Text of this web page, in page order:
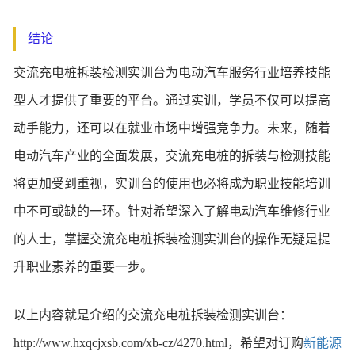
结论
交流充电桩拆装检测实训台为电动汽车服务行业培养技能
型人才提供了重要的平台。通过实训，学员不仅可以提高
动手能力，还可以在就业市场中增强竞争力。未来，随着
电动汽车产业的全面发展，交流充电桩的拆装与检测技能
将更加受到重视，实训台的使用也必将成为职业技能培训
中不可或缺的一环。针对希望深入了解电动汽车维修行业
的人士，掌握交流充电桩拆装检测实训台的操作无疑是提
升职业素养的重要一步。
以上内容就是介绍的交流充电桩拆装检测实训台：
http://www.hxqcjxsb.com/xb-cz/4270.html，希望对订购新能源